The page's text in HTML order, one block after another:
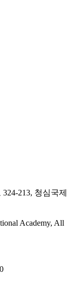
213, 청심국제
Academy, All